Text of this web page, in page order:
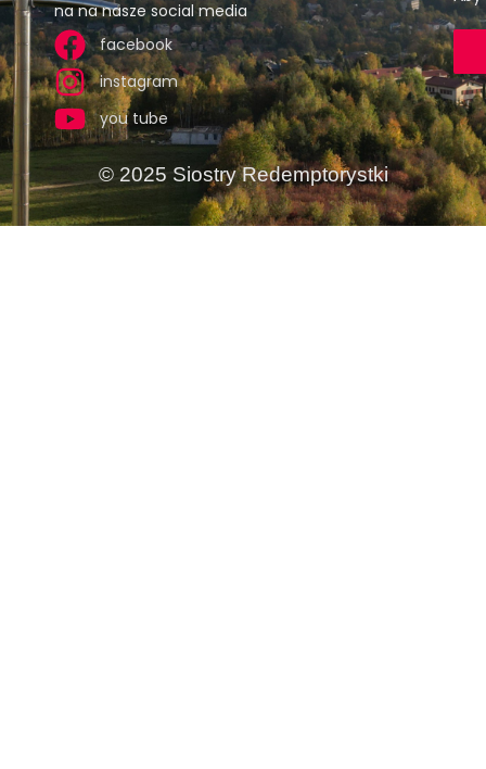
na na nasze social media
facebook
instagram
you tube
© 2025 Siostry Redemptorystki